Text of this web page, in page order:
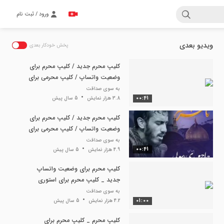
ورود / ثبت نام
ویدیو بعدی پخش خودکار بعدی
00:41
کلیپ محرم جدید / کلیپ محرم برای
وضعیت واتساپ / کلیپ محرمی برای
استوری
به سوی صداقت
3.8 هزار نمایش
5 سال پیش
00:41
کلیپ محرم جدید / کلیپ محرم برای
وضعیت واتساپ / کلیپ محرمی برای
استوری
به سوی صداقت
4.9 هزار نمایش
5 سال پیش
01:00
کلیپ محرم برای وضعیت واتساپ
جدید _ کلیپ محرم برای استوری
اینستا _ روسیاهم حسین
به سوی صداقت
4.2 هزار نمایش
5 سال پیش
کلیپ محرم _ کلیپ محرم برای